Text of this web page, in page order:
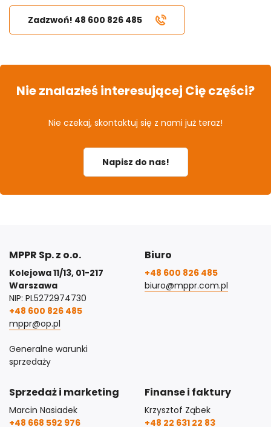
Zadzwoń! 48 600 826 485
Nie znalazłeś interesującej Cię części?
Nie czekaj, skontaktuj się z nami już teraz!
Napisz do nas!
MPPR Sp. z o.o.
Kolejowa 11/13, 01-217
Warszawa
NIP: PL5272974730
+48 600 826 485
mppr@op.pl
Generalne warunki
sprzedaży
Biuro
+48 600 826 485
biuro@mppr.com.pl
Sprzedaż i marketing
Marcin Nasiadek
+48 668 592 976
Finanse i faktury
Krzysztof Ząbek
+48 22 631 22 83